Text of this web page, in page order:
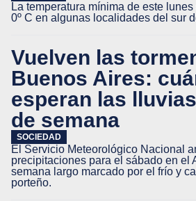
La temperatura mínima de este
0º C en algunas localidades del sur
Vuelven las
Buenos Aires:
esperan las
de semana
SOCIEDAD
El Servicio Meteorológico Nacional
precipitaciones para el sábado en el
semana largo marcado por el frío y
porteño.